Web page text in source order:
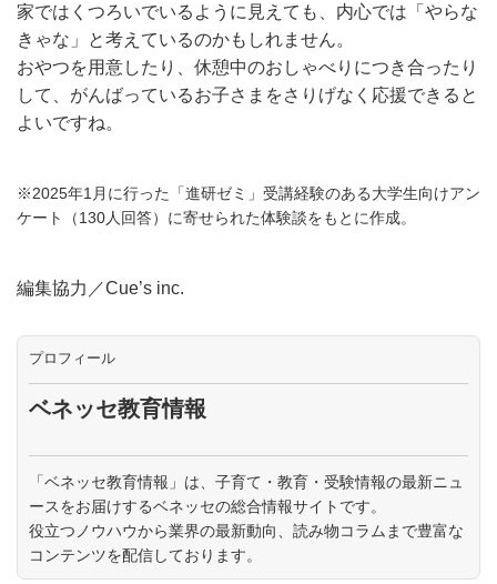
家ではくつろいでいるように見えても、内心では「やらな
きゃな」と考えているのかもしれません。
おやつを用意したり、休憩中のおしゃべりにつき合ったり
して、がんばっているお子さまをさりげなく応援できると
よいですね。
※2025年1月に行った「進研ゼミ」受講経験のある大学生向けアン
ケート（130人回答）に寄せられた体験談をもとに作成。
編集協力／Cue’s inc.
プロフィール
ベネッセ教育情報
「ベネッセ教育情報」は、子育て・教育・受験情報の最新ニュ
ースをお届けするベネッセの総合情報サイトです。
役立つノウハウから業界の最新動向、読み物コラムまで豊富な
コンテンツを配信しております。